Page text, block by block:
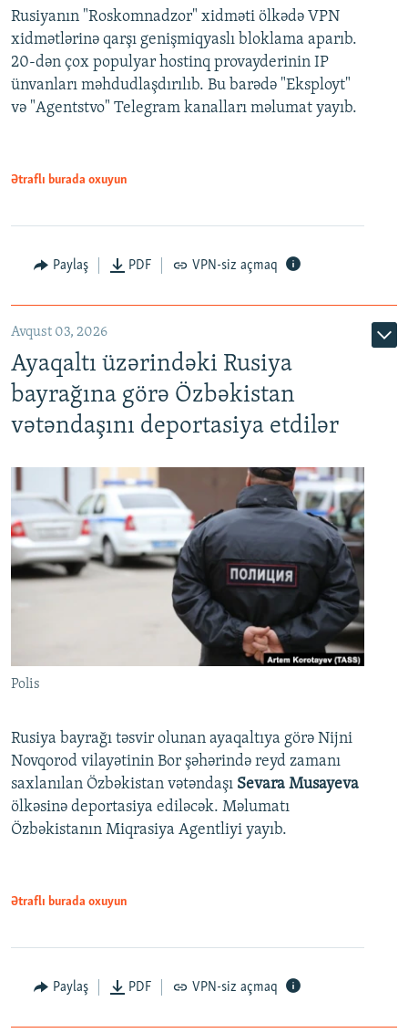
Rusiyanın "Roskomnadzor" xidməti ölkədə VPN
xidmətlərinə qarşı genişmiqyaslı bloklama aparıb.
20-dən çox populyar hostinq provayderinin IP
ünvanları məhdudlaşdırılıb. Bu barədə "Eksployt"
və "Agentstvo" Telegram kanalları məlumat yayıb.
Ətraflı burada oxuyun
Paylaş PDF VPN-siz açmaq
Avqust 03, 2026
Ayaqaltı üzərindəki Rusiya
bayrağına görə Özbəkistan
vətəndaşını deportasiya etdilər
Polis
Rusiya bayrağı təsvir olunan ayaqaltıya görə Nijni
Novqorod vilayətinin Bor şəhərində reyd zamanı
saxlanılan Özbəkistan vətəndaşı Sevara Musayeva
ölkəsinə deportasiya ediləcək. Məlumatı
Özbəkistanın Miqrasiya Agentliyi yayıb.
Ətraflı burada oxuyun
Paylaş PDF VPN-siz açmaq